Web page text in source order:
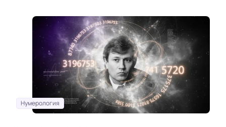
Нумерология